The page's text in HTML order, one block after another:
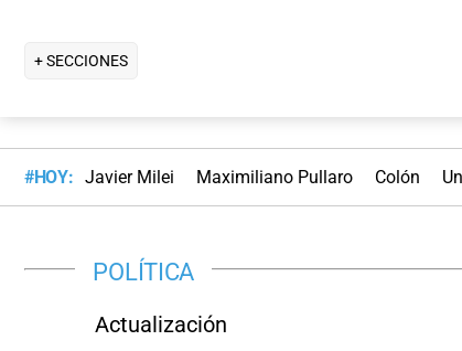
+ SECCIONES
#HOY: Javier Milei Maximiliano Pullaro Colón
POLÍTICA
Actualización